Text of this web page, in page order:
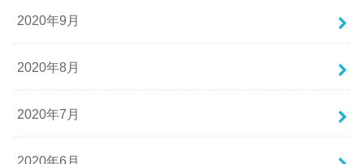
2020年9月
2020年8月
2020年7月
2020年6月